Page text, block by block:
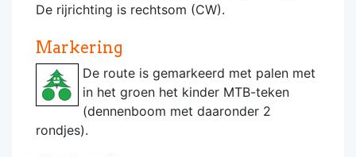
De rijrichting is rechtsom (CW).
Markering
De route is gemarkeerd met palen met
in het groen het kinder MTB-teken
(dennenboom met daaronder 2
rondjes).